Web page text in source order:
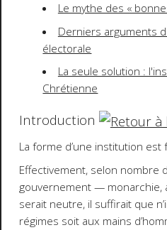
Le mythe des «
Derniers arguments
électorale
La seule solution :
Chrétienne
Introduction
La forme d’une institution est
Effectivement, selon nombre
gouvernement —
serait neutre, il suffirait que
régimes soit aux mains